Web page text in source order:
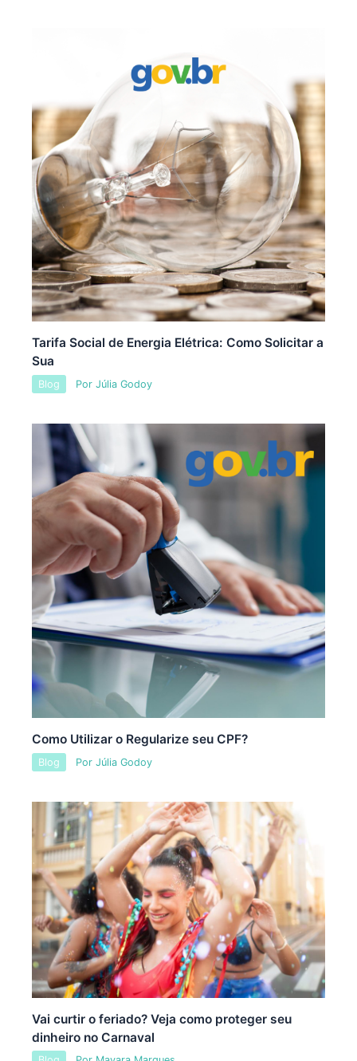
Tarifa Social de Energia Elétrica: Como Solicitar a
Sua
Blog Por Júlia Godoy
Como Utilizar o Regularize seu CPF?
Blog Por Júlia Godoy
Vai curtir o feriado? Veja como proteger seu
dinheiro no Carnaval